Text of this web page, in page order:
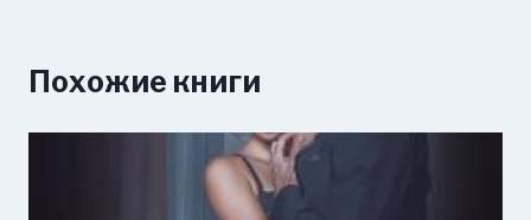
Похожие книги